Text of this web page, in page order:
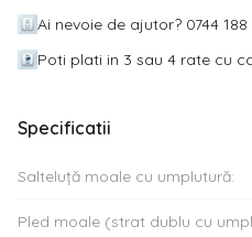
Ai nevoie de ajutor? 0744 188
Poti plati in 3 sau 4 rate cu
Specificatii
Salteluță moale cu umplutură:
Pled moale (strat dublu cu